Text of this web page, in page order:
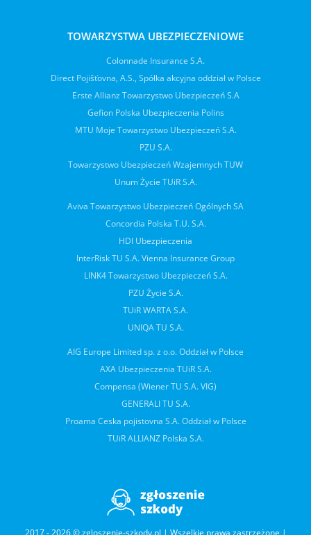
TOWARZYSTWA UBEZPIECZENIOWE
Colonnade Insurance S.A.
Direct Pojišťovna, A.S., Spółka akcyjna oddział w Polsce
Erste Allianz Towarzystwo Ubezpieczeń S.A
Gefion Polska Ubezpieczenia Polins
MTU Moje Towarzystwo Ubezpieczeń S.A.
PZU S.A.
Towarzystwo Ubezpieczeń Wzajemnych TUW
Unum Życie TUiR S.A.
Aviva Towarzystwo Ubezpieczeń Ogólnych SA
Concordia Polska T.U. S.A.
HDI Ubezpieczenia
InterRisk TU S.A. Vienna Insurance Group
LINK4 Towarzystwo Ubezpieczeń S.A.
PZU Życie S.A.
TUiR WARTA S.A.
UNIQA TU S.A.
AIG Europe Limited sp. z o.o. Oddział w Polsce
AXA Ubezpieczenia TUiR S.A.
Compensa (Wiener TU S.A. VIG)
GENERALI TU S.A.
Proama Ceska pojistovna S.A. Oddział w Polsce
TUiR ALLIANZ Polska S.A.
2017 - 2026 © zgloszenie-szkody.pl | Wszelkie prawa zastrzeżone |